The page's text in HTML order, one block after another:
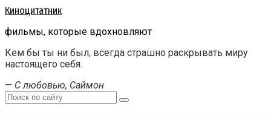
Перейти
контенту
Киноцитатник
фильмы, которые вдохновляют
Кем бы ты ни был, всегда страшно раскрывать миру
настоящего себя.
— С любовью, Саймон
Поиск: